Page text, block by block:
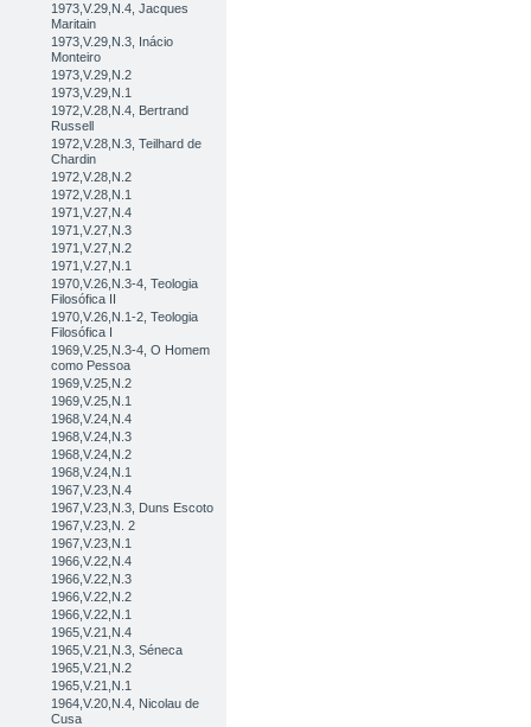
1973,V.29,N.4, Jacques
Maritain
1973,V.29,N.3, Inácio
Monteiro
1973,V.29,N.2
1973,V.29,N.1
1972,V.28,N.4, Bertrand
Russell
1972,V.28,N.3, Teilhard de
Chardin
1972,V.28,N.2
1972,V.28,N.1
1971,V.27,N.4
1971,V.27,N.3
1971,V.27,N.2
1971,V.27,N.1
1970,V.26,N.3-4, Teologia
Filosófica II
1970,V.26,N.1-2, Teologia
Filosófica I
1969,V.25,N.3-4, O Homem
como Pessoa
1969,V.25,N.2
1969,V.25,N.1
1968,V.24,N.4
1968,V.24,N.3
1968,V.24,N.2
1968,V.24,N.1
1967,V.23,N.4
1967,V.23,N.3, Duns Escoto
1967,V.23,N. 2
1967,V.23,N.1
1966,V.22,N.4
1966,V.22,N.3
1966,V.22,N.2
1966,V.22,N.1
1965,V.21,N.4
1965,V.21,N.3, Séneca
1965,V.21,N.2
1965,V.21,N.1
1964,V.20,N.4, Nicolau de
Cusa